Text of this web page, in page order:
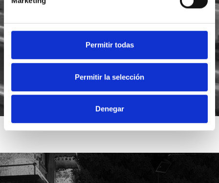
Permitir todas
Permitir la selección
Denegar
He leído y acepto la
Acepto recibir novedades deFoodsat